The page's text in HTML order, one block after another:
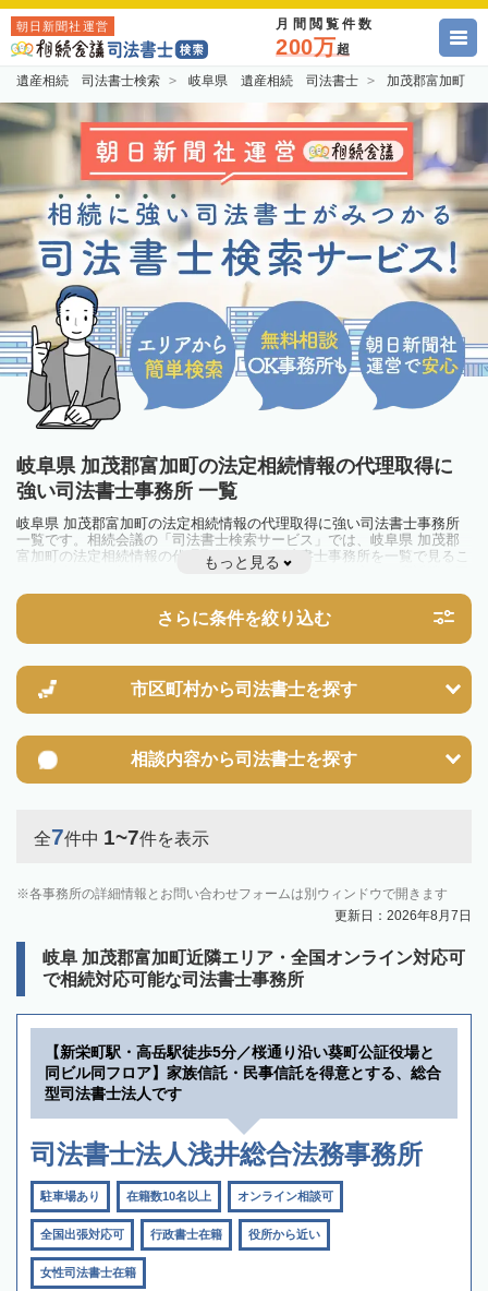
朝日新聞社運営 月間閲覧件数
200万超
遺産相続 司法書士検索 岐阜県 遺産相続 司法書士 加茂郡富加町
岐阜県 加茂郡富加町の法定相続情報の代理取得に
強い司法書士事務所 一覧
岐阜県 加茂郡富加町の法定相続情報の代理取得に強い司法書士事務所
一覧です。相続会議の「司法書士検索サービス」では、岐阜県 加茂郡
富加町の法定相続情報の代理取得に強い司法書士事務所を一覧で見るこ
とが出来ます。相続のトラブルやお悩みを抱えている方は一度近隣の司
もっと見る
さらに条件を絞り込む
市区町村から司法書士を探す
相談内容から司法書士を探す
全7件中 1~7件を表示
各事務所の詳細情報とお問い合わせフォームは別ウィンドウで開きます
更新日：2026年8月7日
岐阜 加茂郡富加町近隣エリア・全国オンライン対応可
で相続対応可能な司法書士事務所
【新栄町駅・高岳駅徒歩5分／桜通り沿い葵町公証役場と
同ビル同フロア】家族信託・民事信託を得意とする、総合
型司法書士法人です
司法書士法人浅井総合法務事務所
駐車場あり 在籍数10名以上 オンライン相談可
全国出張対応可 行政書士在籍 役所から近い
女性司法書士在籍